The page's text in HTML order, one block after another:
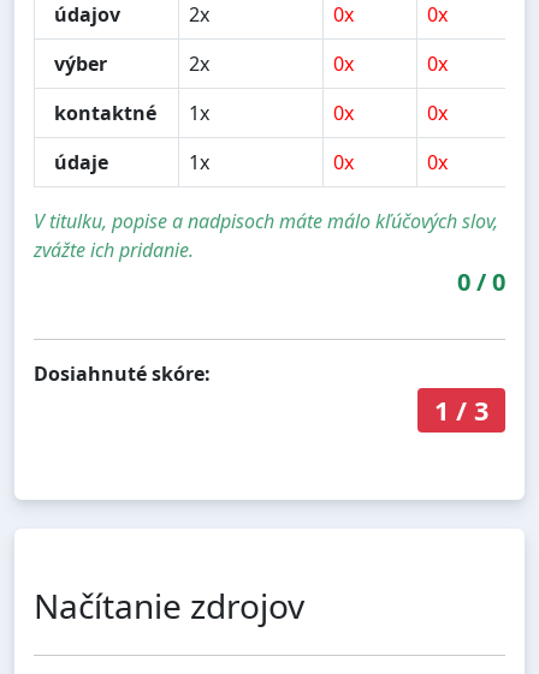
údajov
2x 0x 0x
výber
2x 0x 0x
kontaktné
1x 0x 0x
údaje
1x 0x 0x
V titulku, popise a nadpisoch máte málo kľúčových slov,
zvážte ich pridanie.
0/0
Dosiahnuté skóre:
1 / 3
Načítanie zdrojov